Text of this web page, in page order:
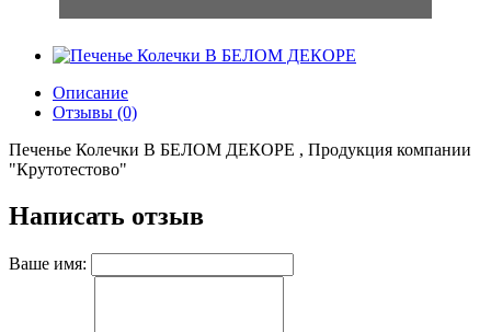
Описание
Отзывы (0)
Печенье Колечки В БЕЛОМ ДЕКОРЕ , Продукция компании
"Крутотестово"
Написать отзыв
Ваше имя: